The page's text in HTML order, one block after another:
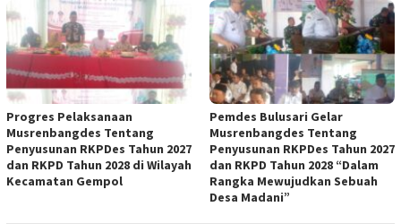
Progres Pelaksanaan
Musrenbangdes Tentang
Penyusunan RKPDes Tahun 2027
dan RKPD Tahun 2028 di Wilayah
Kecamatan Gempol
Pemdes Bulusari Gelar
Musrenbangdes Tentang
Penyusunan RKPDes Tahun 2027
dan RKPD Tahun 2028 “Dalam
Rangka Mewujudkan Sebuah
Desa Madani”